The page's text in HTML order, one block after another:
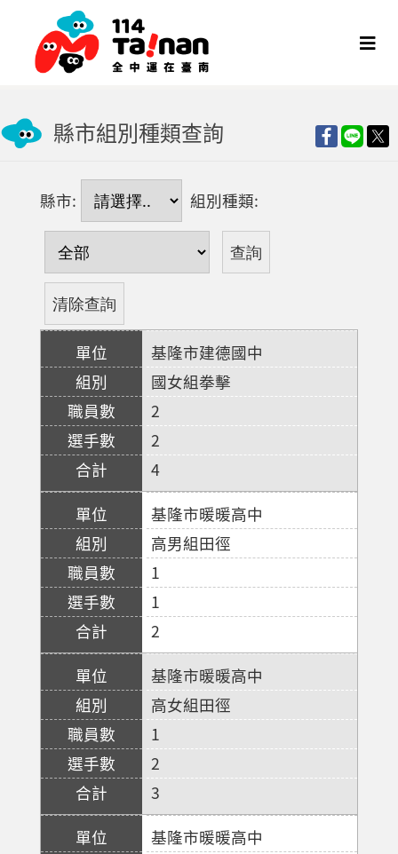
縣市組別種類查詢
縣市: 組別種類:
基隆市建德國中
國女組拳擊
2
2
4
基隆市暖暖高中
高男組田徑
1
1
2
基隆市暖暖高中
高女組田徑
1
2
3
基隆市暖暖高中